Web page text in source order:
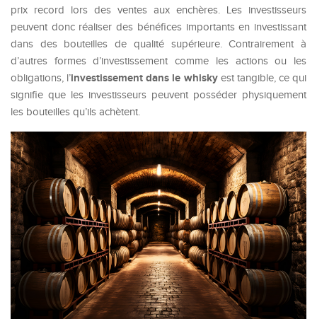
prix record lors des ventes aux enchères. Les investisseurs
peuvent donc réaliser des bénéfices importants en investissant
dans des bouteilles de qualité supérieure. Contrairement à
d’autres formes d’investissement comme les actions ou les
obligations, l’investissement dans le whisky est tangible, ce qui
signifie que les investisseurs peuvent posséder physiquement
les bouteilles qu’ils achètent.